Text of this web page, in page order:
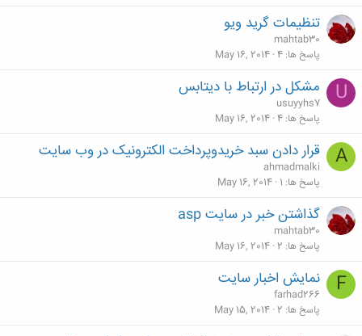
تنظیمات گرید ویو
mahtab30
پاسخ ها 4
May 16, 2014
U مشکل در ارتباط با دیتابس
usuyyhs7
پاسخ ها 4
May 16, 2014
A قرار دادن سبد خریدوپرداخت الکترونیک در وب سایت
ahmadmalki
پاسخ ها 1
May 16, 2014
گذاشتن خبر در سایت asp
mahtab30
پاسخ ها 2
May 16, 2014
F نمایش اخبار سایت
farhad266
پاسخ ها 2
May 15, 2014